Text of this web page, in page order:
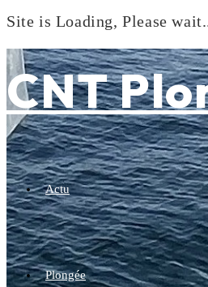
Site is Loading, Please
to
content
CNT
Actu
Plongée